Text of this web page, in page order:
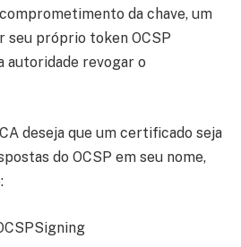
da chave, um
seu próprio token OCSP
autoridade revogar o
deseja que um certificado seja
do OCSP em seu nome,